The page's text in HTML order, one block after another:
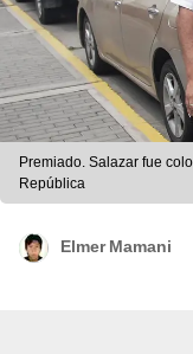
Premiado. Salazar fue
República
Elmer Mamani